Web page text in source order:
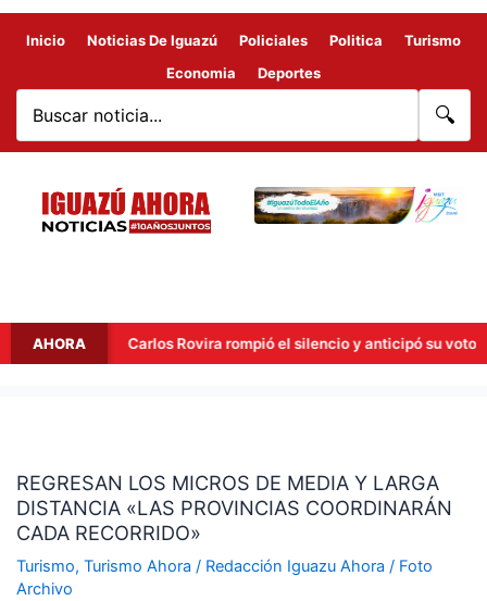
Inicio Noticias De Iguazú Policiales Politica
Turismo
Economia
Deportes
🔍
AHORA Carlos Rovira rompió el silencio y anticipó su voto para
REGRESAN LOS MICROS DE MEDIA Y LARGA
DISTANCIA «LAS PROVINCIAS COORDINARÁN
CADA RECORRIDO»
Turismo, Turismo Ahora / Redacción Iguazu Ahora / Foto
Archivo
MICROS
DE
MEDIA
Y
LARGA